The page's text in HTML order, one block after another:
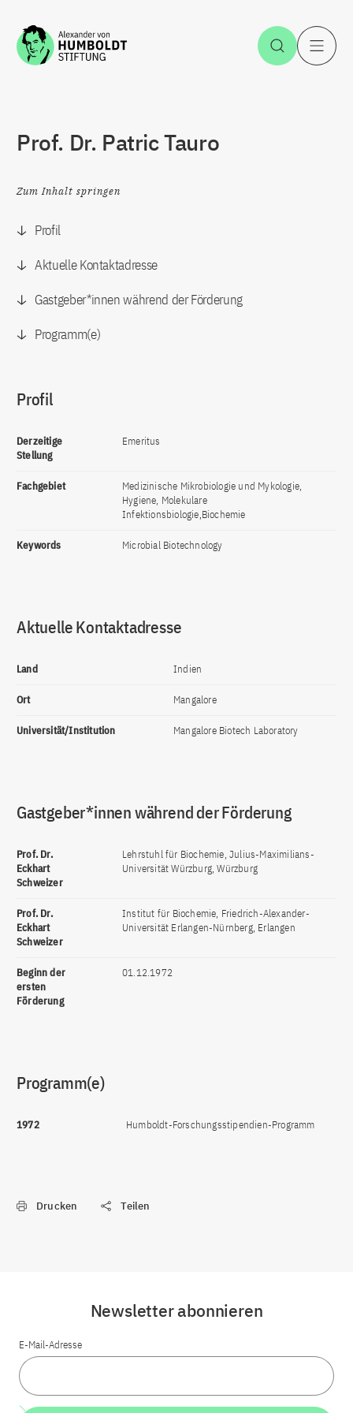
Zum Inhalt springen Suche
Prof. Dr. Patric Tauro
Zum Inhalt springen
Profil
Aktuelle Kontaktadresse
Gastgeber*innen während der Förderung
Programm(e)
Profil
Derzeitige
Stellung
Emeritus
Fachgebiet
Medizinische Mikrobiologie und Mykologie,
Hygiene, Molekulare
Infektionsbiologie,Biochemie
Keywords Microbial Biotechnology
Aktuelle Kontaktadresse
Land Indien
Ort Mangalore
Universität/Institution Mangalore Biotech Laboratory
Gastgeber*innen während der Förderung
Prof. Dr.
Eckhart
Schweizer
Lehrstuhl für Biochemie, Julius-Maximilians-
Universität Würzburg, Würzburg
Prof. Dr.
Eckhart
Schweizer
Institut für Biochemie, Friedrich-Alexander-
Universität Erlangen-Nürnberg, Erlangen
Beginn der
ersten
Förderung
01.12.1972
Programm(e)
1972 Humboldt-Forschungsstipendien-Programm
Drucken Teilen
Newsletter abonnieren
E-Mail-Adresse